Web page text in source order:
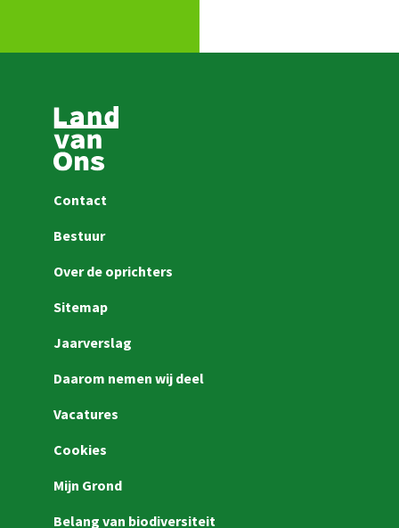
Contact
Bestuur
Over de oprichters
Sitemap
Jaarverslag
Daarom nemen wij deel
Vacatures
Cookies
Mijn Grond
Belang van biodiversiteit